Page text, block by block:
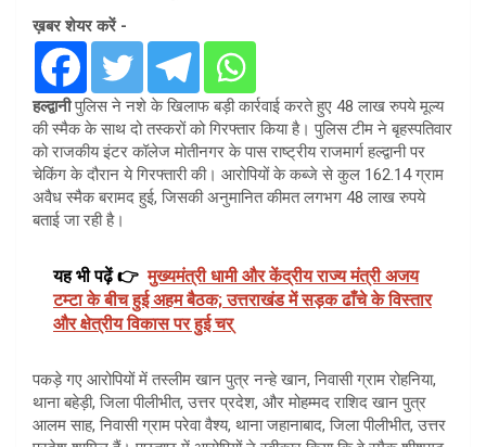
ख़बर शेयर करें -
हल्द्वानीपुलिस ने नशे के खिलाफ बड़ी कार्रवाई करते हुए 48 लाख रुपये मूल्य
की स्मैक के साथ दो तस्करों को गिरफ्तार किया है। पुलिस टीम ने बृहस्पतिवार
को राजकीय इंटर कॉलेज मोतीनगर के पास राष्ट्रीय राजमार्ग हल्द्वानी पर
चेकिंग के दौरान ये गिरफ्तारी की। आरोपियों के कब्जे से कुल 162.14 ग्राम
अवैध स्मैक बरामद हुई, जिसकी अनुमानित कीमत लगभग 48 लाख रुपये
बताई जा रही है।
यह भी पढ़ें 👉 मुख्यमंत्री धामी और केंद्रीय राज्य मंत्री अजय
टम्टा के बीच हुई अहम बैठक; उत्तराखंड में सड़क ढाँचे के विस्तार
और क्षेत्रीय विकास पर हुई चर्
पकड़े गए आरोपियों में तस्लीम खान पुत्र नन्हे खान, निवासी ग्राम रोहनिया,
थाना बहेड़ी, जिला पीलीभीत, उत्तर प्रदेश, और मोहम्मद राशिद खान पुत्र
आलम साह, निवासी ग्राम परेवा वैश्य, थाना जहानाबाद, जिला पीलीभीत, उत्तर